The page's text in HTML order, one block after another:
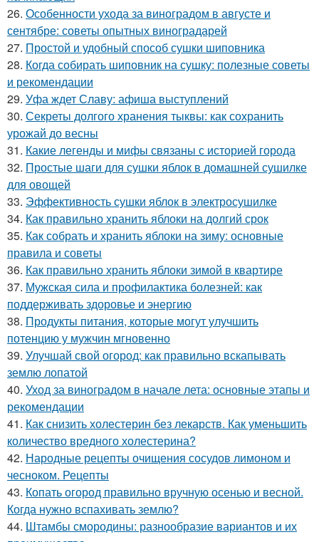
26. Особенности ухода за виноградом в августе и
сентябре: советы опытных виноградарей
27. Простой и удобный способ сушки шиповника
28. Когда собирать шиповник на сушку: полезные советы
и рекомендации
29. Уфа ждет Славу: афиша выступлений
30. Секреты долгого хранения тыквы: как сохранить
урожай до весны
31. Какие легенды и мифы связаны с историей города
32. Простые шаги для сушки яблок в домашней сушилке
для овощей
33. Эффективность сушки яблок в электросушилке
34. Как правильно хранить яблоки на долгий срок
35. Как собрать и хранить яблоки на зиму: основные
правила и советы
36. Как правильно хранить яблоки зимой в квартире
37. Мужская сила и профилактика болезней: как
поддерживать здоровье и энергию
38. Продукты питания, которые могут улучшить
потенцию у мужчин мгновенно
39. Улучшай свой огород: как правильно вскапывать
землю лопатой
40. Уход за виноградом в начале лета: основные этапы и
рекомендации
41. Как снизить холестерин без лекарств. Как уменьшить
количество вредного холестерина?
42. Народные рецепты очищения сосудов лимоном и
чесноком. Рецепты
43. Копать огород правильно вручную осенью и весной.
Когда нужно вспахивать землю?
44. Штамбы смородины: разнообразие вариантов и их